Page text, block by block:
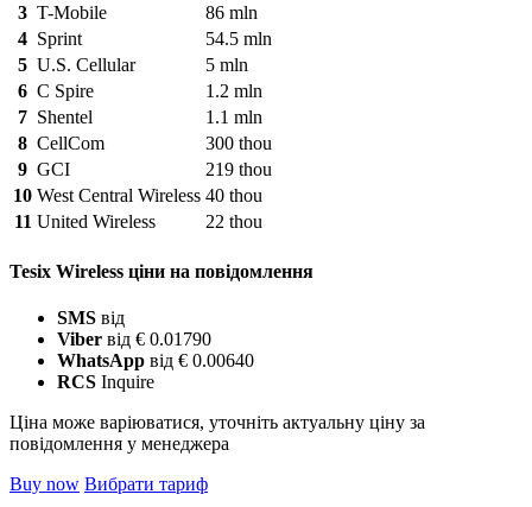
3 T-Mobile
86 mln
4 Sprint
54.5 mln
5 U.S. Cellular
5 mln
6 C Spire
1.2 mln
7 Shentel
1.1 mln
8 CellCom
300 thou
9 GCI
219 thou
10 West Central Wireless 40 thou
11 United Wireless 22 thou
Tesix Wireless ціни на повідомлення
SMS від
Viber від € 0.01790
WhatsApp від € 0.00640
RCS Inquire
Ціна може варіюватися, уточніть актуальну ціну за
повідомлення у менеджера
Buy now Вибрати тариф